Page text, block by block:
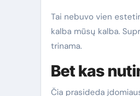
Tai nebuvo vien
kalba mūsų kalba.
trinama.
Bet kas
Čia prasideda